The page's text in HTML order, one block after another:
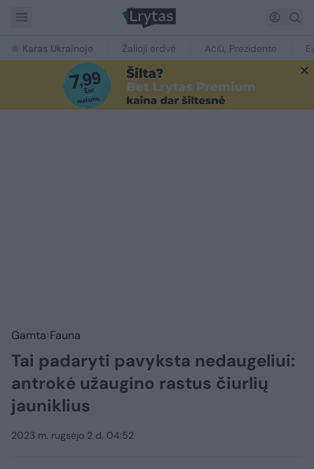
Karas Ukrainoje Žalioji erdvė Ačiū, Prezidente
Gamta Fauna
Tai padaryti pavyksta nedaugeliui:
antrokė užaugino rastus čiurlių
jauniklius
2023 m. rugsėjo 2 d. 04:52